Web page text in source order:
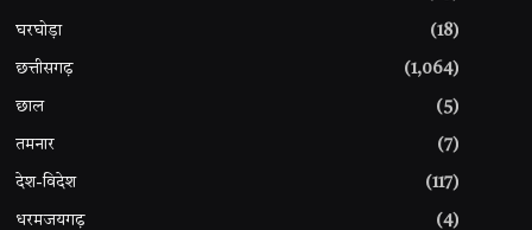
घरघोड़ा (18)
छत्तीसगढ़ (1,064)
छाल (5)
तमनार (7)
देश-विदेश (117)
धरमजयगढ़ (4)